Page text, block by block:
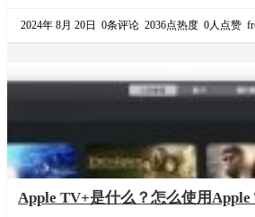
户可能…
2024年 8月 20日 0条评论 2036点热度 0人点赞
Apple TV+是什么？怎么使用